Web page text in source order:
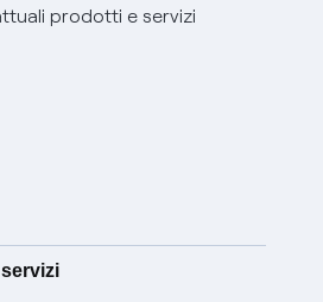
prodotti e servizi